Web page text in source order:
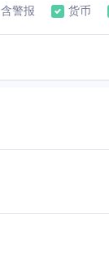
含警报 货币